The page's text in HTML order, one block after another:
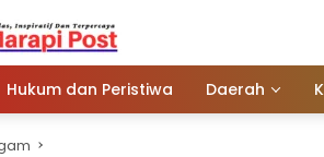
Hukum dan Peristiwa Daerah